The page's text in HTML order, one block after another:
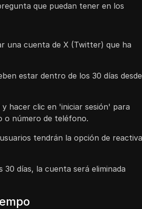
que puedan tener en los
una cuenta de X (Twitter) que ha
estar dentro de los 30 días desde
hacer clic en 'iniciar sesión' para
o número de teléfono.
tendrán la opción de
días, la cuenta será eliminada